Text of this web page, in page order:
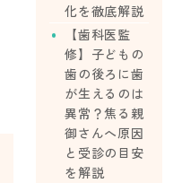
化を徹底解説
【歯科医監
修】子どもの
歯の後ろに歯
が生えるのは
異常？焦る親
御さんへ原因
と受診の目安
を解説